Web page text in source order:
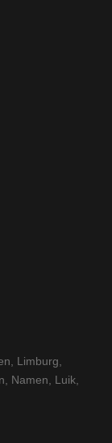
Limburg
Namen Luik